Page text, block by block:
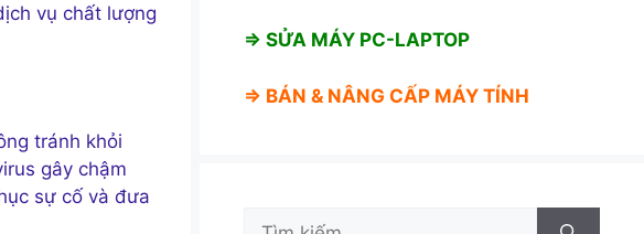
vụ chất lượng
tránh khỏi
gây chậm
sự cố và đưa
⇒ SỬA MÁY PC-LAPTOP
⇒ BÁN & NÂNG CẤP MÁY TÍNH
Tìm